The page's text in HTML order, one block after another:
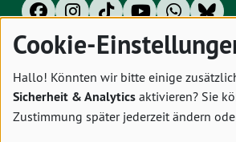
Impressum Datenschutz
Cookie-
Hallo! Könnten wir bitte einige
Sicherheit & Analytics aktivieren? Sie
Zustimmung später jederzeit ändern